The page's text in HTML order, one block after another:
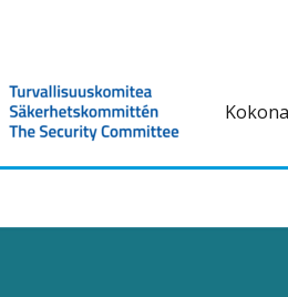
on kokonaisturvallisuuteen